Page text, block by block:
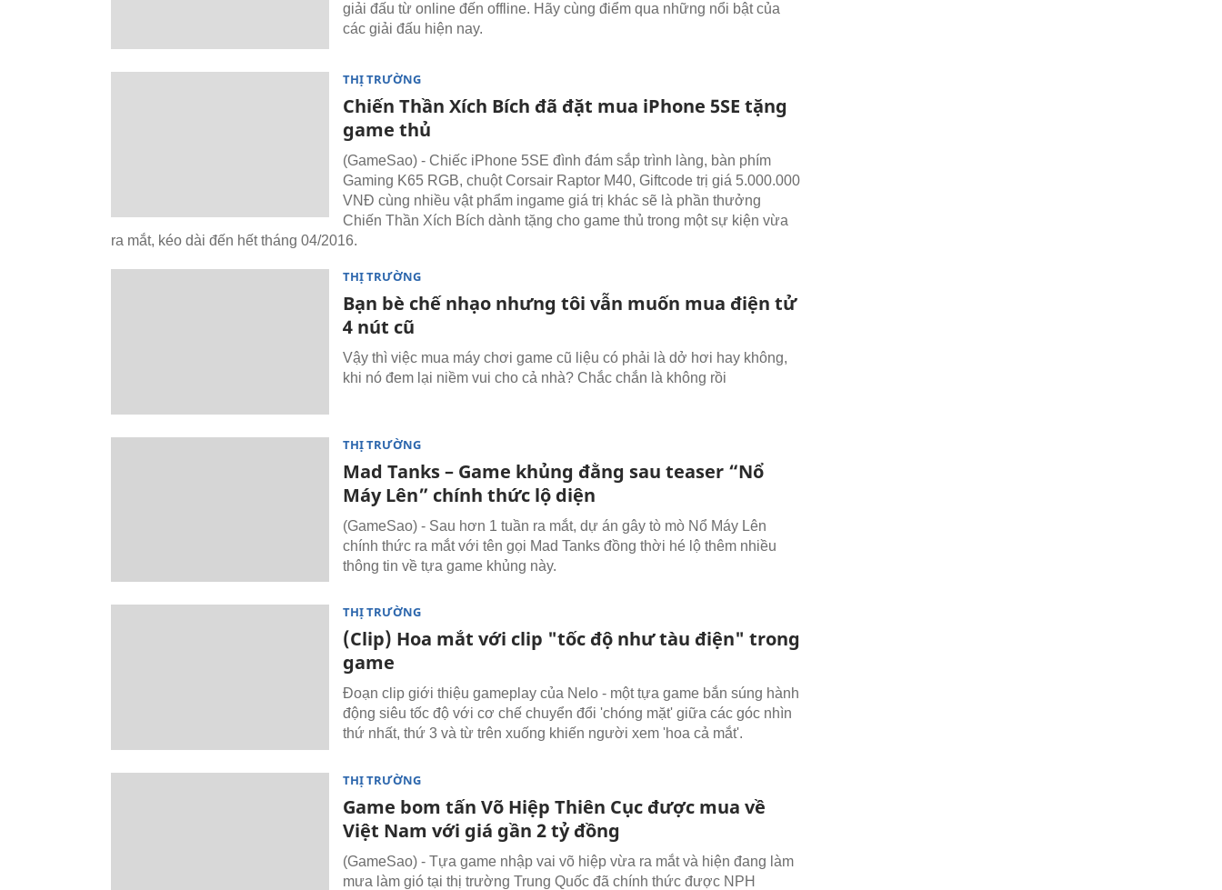
giải đấu từ online đến offline. Hãy cùng điểm qua những nổi bật của
các giải đấu hiện nay.
THỊ TRƯỜNG
Chiến Thần Xích Bích đã đặt mua iPhone 5SE tặng
game thủ
(GameSao) - Chiếc iPhone 5SE đình đám sắp trình làng, bàn phím
Gaming K65 RGB, chuột Corsair Raptor M40, Giftcode trị giá 5.000.000
VNĐ cùng nhiều vật phẩm ingame giá trị khác sẽ là phần thưởng
Chiến Thần Xích Bích dành tặng cho game thủ trong một sự kiện vừa
ra mắt, kéo dài đến hết tháng 04/2016.
THỊ TRƯỜNG
Bạn bè chế nhạo nhưng tôi vẫn muốn mua điện tử
4 nút cũ
Vậy thì việc mua máy chơi game cũ liệu có phải là dở hơi hay không,
khi nó đem lại niềm vui cho cả nhà? Chắc chắn là không rồi
THỊ TRƯỜNG
Mad Tanks – Game khủng đằng sau teaser “Nổ
Máy Lên” chính thức lộ diện
(GameSao) - Sau hơn 1 tuần ra mắt, dự án gây tò mò Nổ Máy Lên
chính thức ra mắt với tên gọi Mad Tanks đồng thời hé lộ thêm nhiều
thông tin về tựa game khủng này.
THỊ TRƯỜNG
(Clip) Hoa mắt với clip "tốc độ như tàu điện" trong
game
Đoạn clip giới thiệu gameplay của Nelo - một tựa game bắn súng hành
động siêu tốc độ với cơ chế chuyển đổi 'chóng mặt' giữa các góc nhìn
thứ nhất, thứ 3 và từ trên xuống khiến người xem 'hoa cả mắt'.
THỊ TRƯỜNG
Game bom tấn Võ Hiệp Thiên Cục được mua về
Việt Nam với giá gần 2 tỷ đồng
(GameSao) - Tựa game nhập vai võ hiệp vừa ra mắt và hiện đang làm
mưa làm gió tại thị trường Trung Quốc đã chính thức được NPH